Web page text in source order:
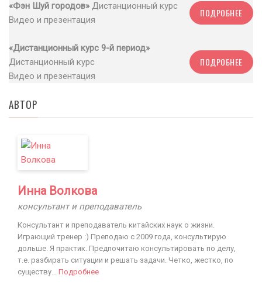
«Фэн Шуй городов» Дистанционный курс
Видео и презентация
ПОДРОБНЕЕ
«Дистанционный курс 9-й период»
Дистанционный курс
Видео и презентация
ПОДРОБНЕЕ
АВТОР
Инна Волкова
консультант и преподаватель
Консультант и преподаватель китайских наук о жизни.
Играющий тренер :) Преподаю с 2009 года, консультирую
дольше. Я практик. Предпочитаю консультировать по делу,
т.е. разбирать ситуации и решать задачи. Четко, жестко, по
существу... Подробнее